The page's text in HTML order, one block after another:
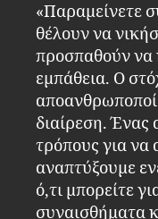
«Παραμείνετε
θέλουν να
προσπαθούν να
εμπάθεια. Ο
διαίρεση. Ένας
τρόπους για να
αναπτύξουμε
ό,τι μπορείτε
συναισθήματα